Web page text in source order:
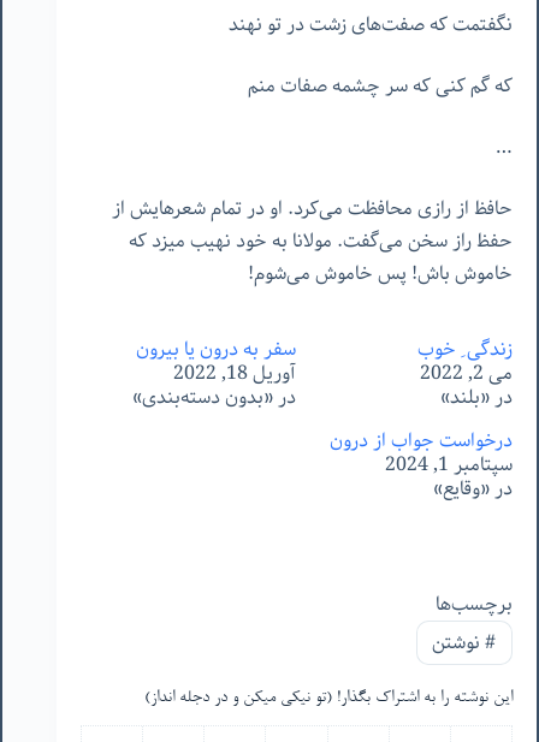
نگفتمت که صفت‌های زشت در تو نهند
که گم کنی که سر چشمه صفات منم
…
حافظ از رازی محافظت می‌کرد. او در تمام شعرهایش از
حفظ راز سخن می‌گفت. مولانا به خود نهیب میزد که
خاموش باش! پس خاموش می‌شوم!
زندگی ِ خوب
می 2, 2022
در «بلند»
سفر به درون یا بیرون
آوریل 18, 2022
در «بدون دسته‌بندی»
درخواست جواب از درون
سپتامبر 1, 2024
در «وقایع»
برچسب‌ها
#نوشتن
این نوشته را به اشتراک بگذار! (تو نیکی میکن و در دجله انداز)